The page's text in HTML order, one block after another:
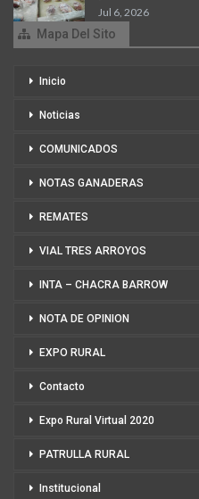
Jul 6, 2026
Mapa Del Sito
Inicio
Noticias
COMUNICADOS
NOTAS GANADERAS
REMATES
VIAL TRES ARROYOS
INTA – CHACRA BARROW
NOTA DE OPINION
EXPO RURAL
Contacto
Expo Rural Virtual 2020
PATRULLA RURAL
Institucional